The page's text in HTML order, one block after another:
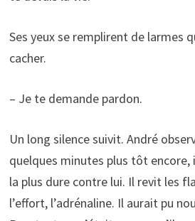
Ses yeux se remplirent de larmes
cacher.
– Je te demande pardon.
Un long silence suivit. André
quelques minutes plus tôt encore,
la plus dure contre lui. Il revit les
l’effort, l’adrénaline. Il aurait pu